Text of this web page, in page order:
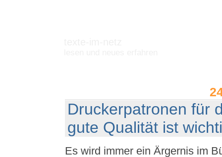
Druckerpatronen für
gute Qualität ist
Es wird immer ein Ärgernis im